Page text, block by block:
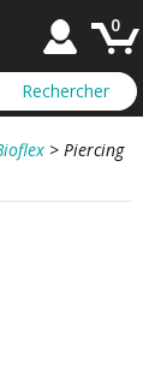
0
> Piercing